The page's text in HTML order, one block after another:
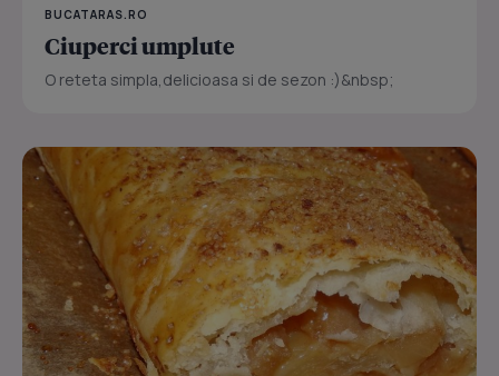
BUCATARAS.RO
Ciuperci umplute
O reteta simpla,delicioasa si de sezon :)&nbsp;